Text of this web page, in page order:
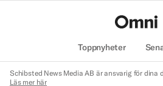
Toppnyheter
Schibsted News Media AB är ansvarig för dina
Läs mer här